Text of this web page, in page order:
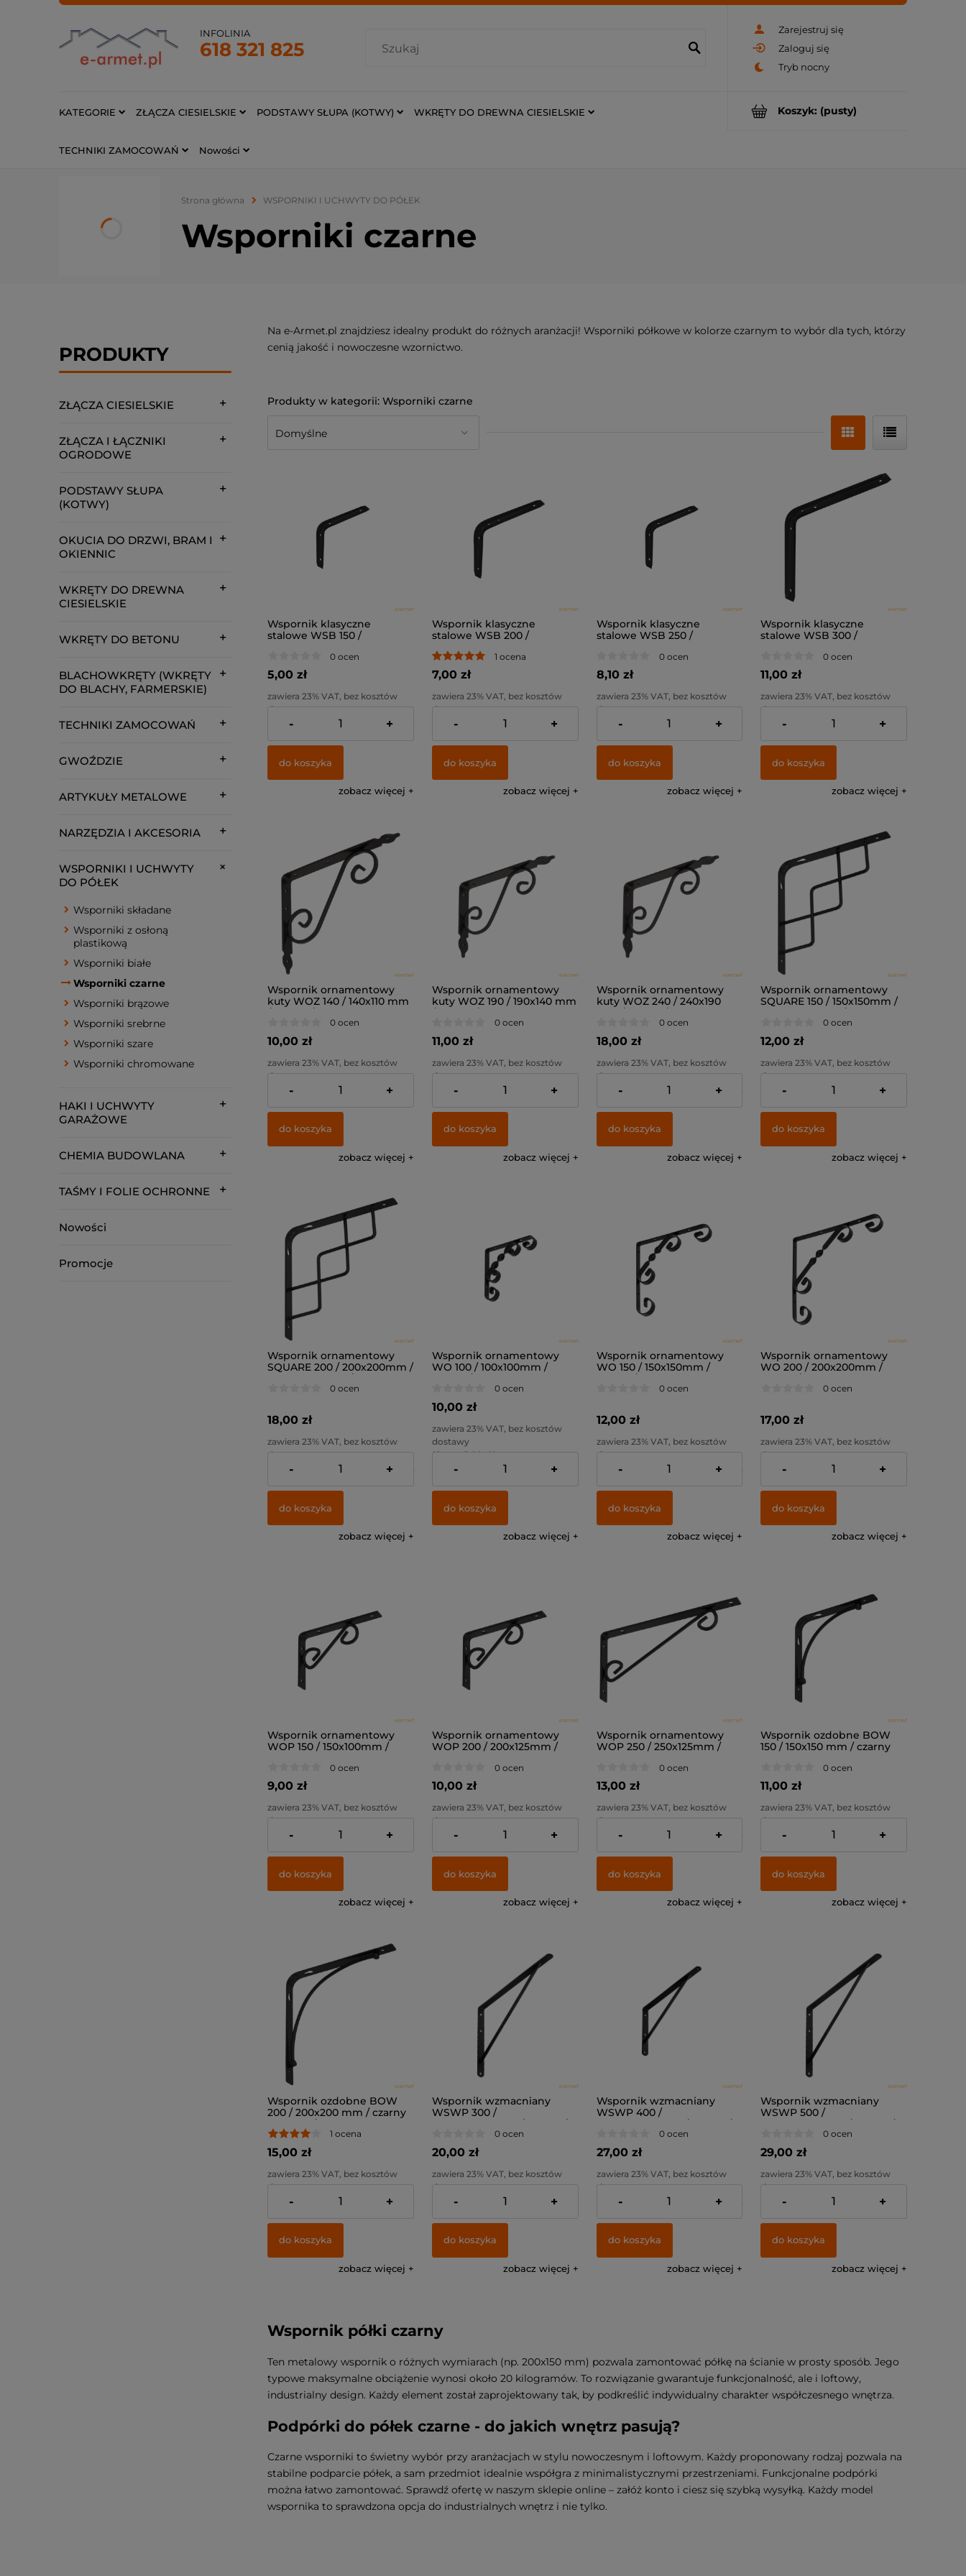
Zarejestruj się
Zaloguj się
INFOLINIA
618 321 825
Koszyk: (pusty)
KATEGORIE ZŁĄCZA CIESIELSKIE PODSTAWY SŁUPA (KOTWY) WKRĘTY DO DREWNA CIESIELSKIE
TECHNIKI ZAMOCOWAŃ Nowości
Strona główna WSPORNIKI I UCHWYTY DO PÓŁEK
Wsporniki czarne
PRODUKTY
ZŁĄCZA CIESIELSKIE
ZŁĄCZA I ŁĄCZNIKI
OGRODOWE
PODSTAWY SŁUPA
(KOTWY)
OKUCIA DO DRZWI, BRAM I
OKIENNIC
WKRĘTY DO DREWNA
CIESIELSKIE
WKRĘTY DO BETONU
BLACHOWKRĘTY (WKRĘTY
DO BLACHY, FARMERSKIE)
TECHNIKI ZAMOCOWAŃ
GWOŹDZIE
ARTYKUŁY METALOWE
NARZĘDZIA I AKCESORIA
WSPORNIKI I UCHWYTY
DO PÓŁEK
Wsporniki składane
Wsporniki z osłoną
plastikową
Wsporniki białe
Wsporniki czarne
Wsporniki brązowe
Wsporniki srebrne
Wsporniki szare
Wsporniki chromowane
HAKI I UCHWYTY
GARAŻOWE
CHEMIA BUDOWLANA
TAŚMY I FOLIE OCHRONNE
Nowości
Promocje
Na e-Armet.pl znajdziesz idealny produkt do różnych aranżacji! Wsporniki półkowe w kolorze czarnym to wybór dla tych, którzy
cenią jakość i nowoczesne wzornictwo.
Wsporniki czarne
Wspornik klasyczne
stalowe WSB 150 /
0 ocen
5,00 zł
zawiera 23% VAT, bez kosztów
dostawy
Cena netto:
4,07 zł
- +
do koszyka
zobacz więcej
Wspornik klasyczne
stalowe WSB 200 /
1 ocena
7,00 zł
zawiera 23% VAT, bez kosztów
dostawy
Cena netto:
5,69 zł
- +
do koszyka
zobacz więcej
Wspornik klasyczne
stalowe WSB 250 /
0 ocen
8,10 zł
zawiera 23% VAT, bez kosztów
dostawy
Cena netto:
6,59 zł
- +
do koszyka
zobacz więcej
Wspornik klasyczne
stalowe WSB 300 /
0 ocen
11,00 zł
zawiera 23% VAT, bez kosztów
dostawy
Cena netto:
8,94 zł
- +
do koszyka
zobacz więcej
Wspornik ornamentowy
kuty WOZ 140 / 140x110 mm
/ czarny /
0 ocen
10,00 zł
zawiera 23% VAT, bez kosztów
dostawy
Cena netto:
8,13 zł
- +
do koszyka
zobacz więcej
Wspornik ornamentowy
kuty WOZ 190 / 190x140 mm
/ czarny /
0 ocen
11,00 zł
zawiera 23% VAT, bez kosztów
dostawy
Cena netto:
8,94 zł
- +
do koszyka
zobacz więcej
Wspornik ornamentowy
kuty WOZ 240 / 240x190
mm / czarny /
0 ocen
18,00 zł
zawiera 23% VAT, bez kosztów
dostawy
Cena netto:
14,63 zł
- +
do koszyka
zobacz więcej
Wspornik ornamentowy
SQUARE 150 / 150x150mm /
czarny matowy /
0 ocen
12,00 zł
zawiera 23% VAT, bez kosztów
dostawy
Cena netto:
9,76 zł
- +
do koszyka
zobacz więcej
Wspornik ornamentowy
SQUARE 200 / 200x200mm /
0 ocen
18,00 zł
zawiera 23% VAT, bez kosztów
dostawy
Cena netto:
14,63 zł
- +
do koszyka
zobacz więcej
Wspornik ornamentowy
WO 100 / 100x100mm /
0 ocen
10,00 zł
zawiera 23% VAT, bez kosztów
dostawy
( 1 szt = 5,00 zł )
Cena netto:
8,13 zł
- +
do koszyka
zobacz więcej
Wspornik ornamentowy
WO 150 / 150x150mm /
0 ocen
12,00 zł
zawiera 23% VAT, bez kosztów
dostawy
Cena netto:
9,76 zł
- +
do koszyka
zobacz więcej
Wspornik ornamentowy
WO 200 / 200x200mm /
0 ocen
17,00 zł
zawiera 23% VAT, bez kosztów
dostawy
Cena netto:
13,82 zł
- +
do koszyka
zobacz więcej
Wspornik ornamentowy
WOP 150 / 150x100mm /
0 ocen
9,00 zł
zawiera 23% VAT, bez kosztów
dostawy
Cena netto:
7,32 zł
- +
do koszyka
zobacz więcej
Wspornik ornamentowy
WOP 200 / 200x125mm /
0 ocen
10,00 zł
zawiera 23% VAT, bez kosztów
dostawy
Cena netto:
8,13 zł
- +
do koszyka
zobacz więcej
Wspornik ornamentowy
WOP 250 / 250x125mm /
0 ocen
13,00 zł
zawiera 23% VAT, bez kosztów
dostawy
Cena netto:
10,57 zł
- +
do koszyka
zobacz więcej
Wspornik ozdobne BOW
150 / 150x150 mm / czarny
0 ocen
11,00 zł
zawiera 23% VAT, bez kosztów
dostawy
Cena netto:
8,94 zł
- +
do koszyka
zobacz więcej
Wspornik ozdobne BOW
200 / 200x200 mm / czarny
matowy /
1 ocena
15,00 zł
zawiera 23% VAT, bez kosztów
dostawy
Cena netto:
12,20 zł
- +
do koszyka
zobacz więcej
Wspornik wzmacniany
WSWP 300 /
300x200x4,0mm / czarny /
0 ocen
20,00 zł
zawiera 23% VAT, bez kosztów
dostawy
Cena netto:
16,26 zł
- +
do koszyka
zobacz więcej
Wspornik wzmacniany
WSWP 400 /
400x250x4,0mm / czarny /
0 ocen
27,00 zł
zawiera 23% VAT, bez kosztów
dostawy
Cena netto:
21,95 zł
- +
do koszyka
zobacz więcej
Wspornik wzmacniany
WSWP 500 /
500x330x4,0mm / czarny /
0 ocen
29,00 zł
zawiera 23% VAT, bez kosztów
dostawy
Cena netto:
23,58 zł
- +
do koszyka
zobacz więcej
Wspornik półki czarny
Ten metalowy wspornik o różnych wymiarach (np. 200x150 mm) pozwala zamontować półkę na ścianie w prosty sposób. Jego
typowe maksymalne obciążenie wynosi około 20 kilogramów. To rozwiązanie gwarantuje funkcjonalność, ale i loftowy,
industrialny design. Każdy element został zaprojektowany tak, by podkreślić indywidualny charakter współczesnego wnętrza.
Podpórki do półek czarne - do jakich wnętrz pasują?
Czarne wsporniki to świetny wybór przy aranżacjach w stylu nowoczesnym i loftowym. Każdy proponowany rodzaj pozwala na
stabilne podparcie półek, a sam przedmiot idealnie współgra z minimalistycznymi przestrzeniami. Funkcjonalne podpórki
można łatwo zamontować. Sprawdź ofertę w naszym sklepie online – załóż konto i ciesz się szybką wysyłką. Każdy model
wspornika to sprawdzona opcja do industrialnych wnętrz i nie tylko.